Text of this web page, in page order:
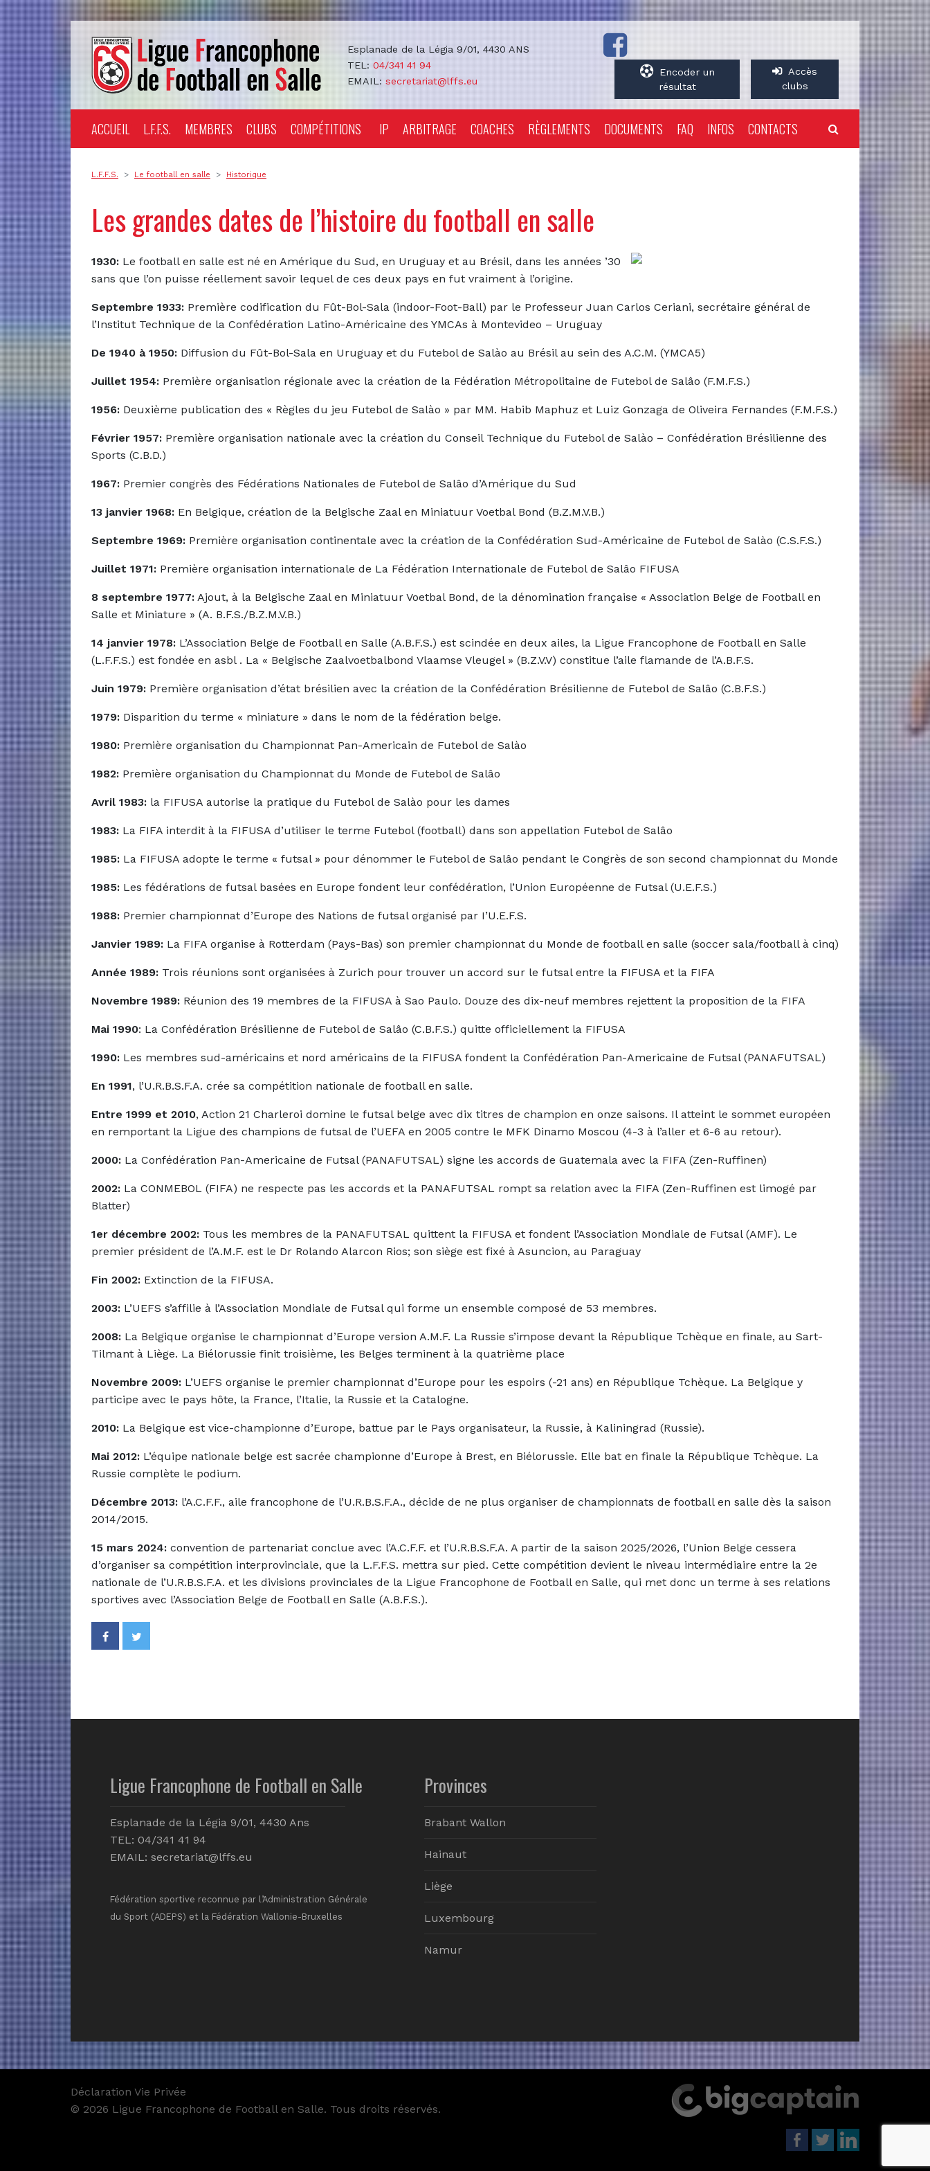
Esplanade de la Légia 9/01, 4430 ANS
TEL: 04/341 41 94
EMAIL: secretariat@lffs.eu
Encoder un
résultat
Accès
clubs
ACCUEIL L.F.F.S. MEMBRES CLUBS COMPÉTITIONS IP ARBITRAGE COACHES RÈGLEMENTS DOCUMENTS FAQ INFOS CONTACTS
L.F.F.S. Le football en salle Historique
Les grandes dates de l’histoire du football en salle
1930: Le football en salle est né en Amérique du Sud, en Uruguay et au Brésil, dans les années ’30
sans que l’on puisse réellement savoir lequel de ces deux pays en fut vraiment à l’origine.
Septembre 1933: Première codification du Fût-Bol-Sala (indoor-Foot-Ball) par le Professeur Juan Carlos Ceriani, secrétaire général de
l’Institut Technique de la Confédération Latino-Américaine des YMCAs à Montevideo – Uruguay
De 1940 à 1950: Diffusion du Fût-Bol-Sala en Uruguay et du Futebol de Salào au Brésil au sein des A.C.M. (YMCA5)
Juillet 1954: Première organisation régionale avec la création de la Fédération Métropolitaine de Futebol de Salâo (F.M.F.S.)
1956: Deuxième publication des « Règles du jeu Futebol de Salào » par MM. Habib Maphuz et Luiz Gonzaga de Oliveira Fernandes (F.M.F.S.)
Février 1957: Première organisation nationale avec la création du Conseil Technique du Futebol de Salào – Confédération Brésilienne des
Sports (C.B.D.)
1967: Premier congrès des Fédérations Nationales de Futebol de Salâo d’Amérique du Sud
13 janvier 1968: En Belgique, création de la Belgische Zaal en Miniatuur Voetbal Bond (B.Z.M.V.B.)
Septembre 1969: Première organisation continentale avec la création de la Confédération Sud-Américaine de Futebol de Salào (C.S.F.S.)
Juillet 1971: Première organisation internationale de La Fédération Internationale de Futebol de Salâo FIFUSA
8 septembre 1977: Ajout, à la Belgische Zaal en Miniatuur Voetbal Bond, de la dénomination française « Association Belge de Football en
Salle et Miniature » (A. B.F.S./B.Z.M.V.B.)
14 janvier 1978: L’Association Belge de Football en Salle (A.B.F.S.) est scindée en deux ailes, la Ligue Francophone de Football en Salle
(L.F.F.S.) est fondée en asbl . La « Belgische Zaalvoetbalbond Vlaamse Vleugel » (B.Z.V.V) constitue l’aile flamande de l’A.B.F.S.
Juin 1979: Première organisation d’état brésilien avec la création de la Confédération Brésilienne de Futebol de Salâo (C.B.F.S.)
1979: Disparition du terme « miniature » dans le nom de la fédération belge.
1980: Première organisation du Championnat Pan-Americain de Futebol de Salào
1982: Première organisation du Championnat du Monde de Futebol de Salâo
Avril 1983: la FIFUSA autorise la pratique du Futebol de Salào pour les dames
1983: La FIFA interdit à la FIFUSA d’utiliser le terme Futebol (football) dans son appellation Futebol de Salâo
1985: La FIFUSA adopte le terme « futsal » pour dénommer le Futebol de Salâo pendant le Congrès de son second championnat du Monde
1985: Les fédérations de futsal basées en Europe fondent leur confédération, l’Union Européenne de Futsal (U.E.F.S.)
1988: Premier championnat d’Europe des Nations de futsal organisé par I’U.E.F.S.
Janvier 1989: La FIFA organise à Rotterdam (Pays-Bas) son premier championnat du Monde de football en salle (soccer sala/football à cinq)
Année 1989: Trois réunions sont organisées à Zurich pour trouver un accord sur le futsal entre la FIFUSA et la FIFA
Novembre 1989: Réunion des 19 membres de la FIFUSA à Sao Paulo. Douze des dix-neuf membres rejettent la proposition de la FIFA
Mai 1990: La Confédération Brésilienne de Futebol de Salâo (C.B.F.S.) quitte officiellement la FIFUSA
1990: Les membres sud-américains et nord américains de la FIFUSA fondent la Confédération Pan-Americaine de Futsal (PANAFUTSAL)
En 1991, l’U.R.B.S.F.A. crée sa compétition nationale de football en salle.
Entre 1999 et 2010, Action 21 Charleroi domine le futsal belge avec dix titres de champion en onze saisons. Il atteint le sommet européen
en remportant la Ligue des champions de futsal de l’UEFA en 2005 contre le MFK Dinamo Moscou (4-3 à l’aller et 6-6 au retour).
2000: La Confédération Pan-Americaine de Futsal (PANAFUTSAL) signe les accords de Guatemala avec la FIFA (Zen-Ruffinen)
2002: La CONMEBOL (FIFA) ne respecte pas les accords et la PANAFUTSAL rompt sa relation avec la FIFA (Zen-Ruffinen est limogé par
Blatter)
1er décembre 2002: Tous les membres de la PANAFUTSAL quittent la FIFUSA et fondent l’Association Mondiale de Futsal (AMF). Le
premier président de l’A.M.F. est le Dr Rolando Alarcon Rios; son siège est fixé à Asuncion, au Paraguay
Fin 2002: Extinction de la FIFUSA.
2003: L’UEFS s’affilie à l’Association Mondiale de Futsal qui forme un ensemble composé de 53 membres.
2008: La Belgique organise le championnat d’Europe version A.M.F. La Russie s’impose devant la République Tchèque en finale, au Sart-
Tilmant à Liège. La Biélorussie finit troisième, les Belges terminent à la quatrième place
Novembre 2009: L’UEFS organise le premier championnat d’Europe pour les espoirs (-21 ans) en République Tchèque. La Belgique y
participe avec le pays hôte, la France, l’Italie, la Russie et la Catalogne.
2010: La Belgique est vice-championne d’Europe, battue par le Pays organisateur, la Russie, à Kaliningrad (Russie).
Mai 2012: L’équipe nationale belge est sacrée championne d’Europe à Brest, en Biélorussie. Elle bat en finale la République Tchèque. La
Russie complète le podium.
Décembre 2013: l’A.C.F.F., aile francophone de l’U.R.B.S.F.A., décide de ne plus organiser de championnats de football en salle dès la saison
2014/2015.
15 mars 2024: convention de partenariat conclue avec l’A.C.F.F. et l’U.R.B.S.F.A. A partir de la saison 2025/2026, l’Union Belge cessera
d’organiser sa compétition interprovinciale, que la L.F.F.S. mettra sur pied. Cette compétition devient le niveau intermédiaire entre la 2e
nationale de l’U.R.B.S.F.A. et les divisions provinciales de la Ligue Francophone de Football en Salle, qui met donc un terme à ses relations
sportives avec l’Association Belge de Football en Salle (A.B.F.S.).
Ligue Francophone de Football en Salle
Esplanade de la Légia 9/01, 4430 Ans
TEL: 04/341 41 94
EMAIL: secretariat@lffs.eu
Fédération sportive reconnue par l’Administration Générale
du Sport (ADEPS) et la Fédération Wallonie-Bruxelles
Provinces
Brabant Wallon
Hainaut
Liège
Luxembourg
Namur
Déclaration Vie Privée
© 2026 Ligue Francophone de Football en Salle. Tous droits réservés.